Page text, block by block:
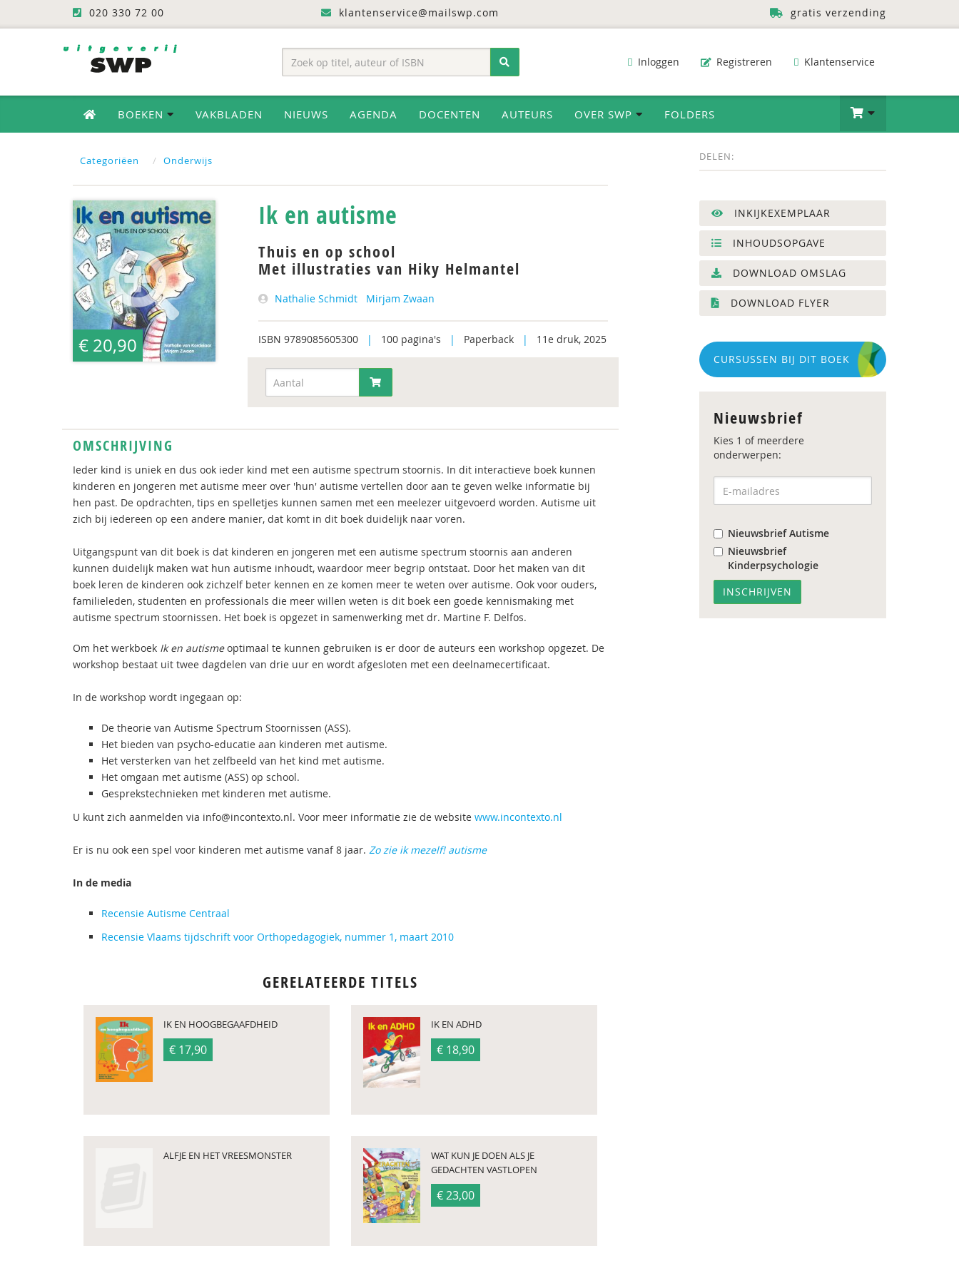
020 330 72 00 klantenservice@mailswp.com gratis verzending
Inloggen Registreren Klantenservice
BOEKEN VAKBLADEN NIEUWS AGENDA DOCENTEN AUTEURS OVER SWP FOLDERS
Categoriëen Onderwijs DELEN:
€ 20,90
Ik en autisme
Thuis en op school
Met illustraties van Hiky Helmantel
Nathalie Schmidt Mirjam Zwaan
ISBN 9789085605300 | 100 pagina's | Paperback | 11e druk, 2025
OMSCHRIJVING
Ieder kind is uniek en dus ook ieder kind met een autisme spectrum stoornis. In dit interactieve boek kunnen
kinderen en jongeren met autisme meer over 'hun' autisme vertellen door aan te geven welke informatie bij
hen past. De opdrachten, tips en spelletjes kunnen samen met een meelezer uitgevoerd worden. Autisme uit
zich bij iedereen op een andere manier, dat komt in dit boek duidelijk naar voren.
Uitgangspunt van dit boek is dat kinderen en jongeren met een autisme spectrum stoornis aan anderen
kunnen duidelijk maken wat hun autisme inhoudt, waardoor meer begrip ontstaat. Door het maken van dit
boek leren de kinderen ook zichzelf beter kennen en ze komen meer te weten over autisme. Ook voor ouders,
familieleden, studenten en professionals die meer willen weten is dit boek een goede kennismaking met
autisme spectrum stoornissen. Het boek is opgezet in samenwerking met dr. Martine F. Delfos.
Om het werkboek Ik en autismeoptimaal te kunnen gebruiken is er door de auteurs een workshop opgezet. De
workshop bestaat uit twee dagdelen van drie uur en wordt afgesloten met een deelnamecertificaat.
In de workshop wordt ingegaan op:
De theorie van Autisme Spectrum Stoornissen (ASS).
Het bieden van psycho-educatie aan kinderen met autisme.
Het versterken van het zelfbeeld van het kind met autisme.
Het omgaan met autisme (ASS) op school.
Gesprekstechnieken met kinderen met autisme.
U kunt zich aanmelden via info@incontexto.nl. Voor meer informatie zie de website www.incontexto.nl
Er is nu ook een spel voor kinderen met autisme vanaf 8 jaar. Zo zie ik mezelf! autisme
In de media
Recensie Autisme Centraal
Recensie Vlaams tijdschrift voor Orthopedagogiek, nummer 1, maart 2010
GERELATEERDE TITELS
IK EN HOOGBEGAAFDHEID
€ 17,90
IK EN ADHD
€ 18,90
ALFJE EN HET VREESMONSTER
WAT KUN JE DOEN ALS JE
GEDACHTEN VASTLOPEN
€ 23,00
INKIJKEXEMPLAAR
INHOUDSOPGAVE
DOWNLOAD OMSLAG
DOWNLOAD FLYER
CURSUSSEN BIJ DIT BOEK
Nieuwsbrief
Kies 1 of meerdere
onderwerpen:
Nieuwsbrief Autisme
Nieuwsbrief
Kinderpsychologie